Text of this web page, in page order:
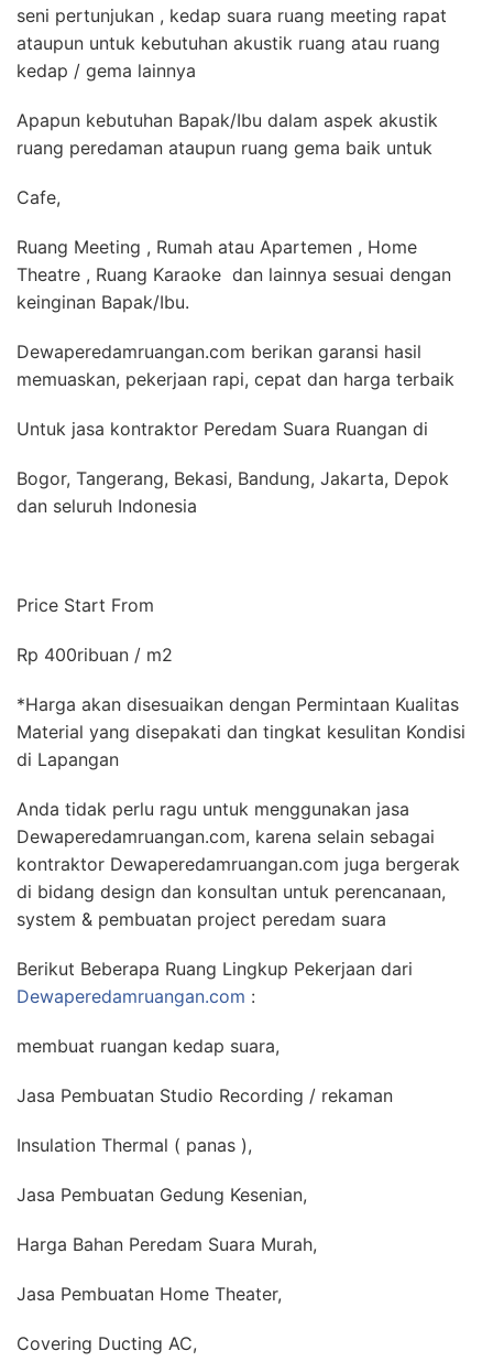
seni pertunjukan , kedap suara ruang meeting rapat
ataupun untuk kebutuhan akustik ruang atau ruang
kedap / gema lainnya
Apapun kebutuhan Bapak/Ibu dalam aspek akustik
ruang peredaman ataupun ruang gema baik untuk
Cafe,
Ruang Meeting , Rumah atau Apartemen , Home
Theatre , Ruang Karaoke dan lainnya sesuai dengan
keinginan Bapak/Ibu.
Dewaperedamruangan.com berikan garansi hasil
memuaskan, pekerjaan rapi, cepat dan harga terbaik
Untuk jasa kontraktor Peredam Suara Ruangan di
Bogor, Tangerang, Bekasi, Bandung, Jakarta, Depok
dan seluruh Indonesia
Price Start From
Rp 400ribuan / m2
*Harga akan disesuaikan dengan Permintaan Kualitas
Material yang disepakati dan tingkat kesulitan Kondisi
di Lapangan
Anda tidak perlu ragu untuk menggunakan jasa
Dewaperedamruangan.com, karena selain sebagai
kontraktor Dewaperedamruangan.com juga bergerak
di bidang design dan konsultan untuk perencanaan,
system & pembuatan project peredam suara
Berikut Beberapa Ruang Lingkup Pekerjaan dari
Dewaperedamruangan.com :
membuat ruangan kedap suara,
Jasa Pembuatan Studio Recording / rekaman
Insulation Thermal ( panas ),
Jasa Pembuatan Gedung Kesenian,
Harga Bahan Peredam Suara Murah,
Jasa Pembuatan Home Theater,
Covering Ducting AC,